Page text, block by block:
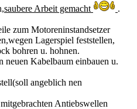
saubere Arbeit gemacht .
zum Motoreninstandsetzer
Lagerspiel feststellen,
bohren u. hohnen.
Kabelbaum einbauen u.
angeblich nen
Antiebswellen